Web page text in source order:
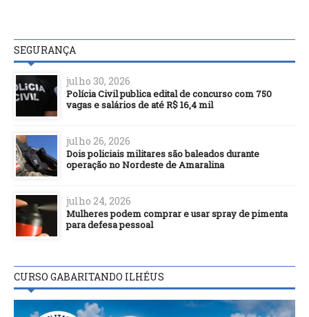
SEGURANÇA
julho 30, 2026
Polícia Civil publica edital de concurso com 750
vagas e salários de até R$ 16,4 mil
julho 26, 2026
Dois policiais militares são baleados durante
operação no Nordeste de Amaralina
julho 24, 2026
Mulheres podem comprar e usar spray de pimenta
para defesa pessoal
CURSO GABARITANDO ILHÉUS